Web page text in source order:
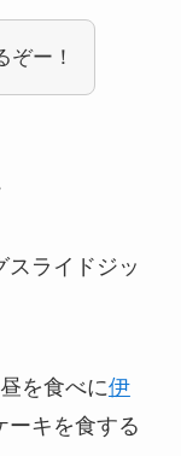
ぞー！
スライドジッ
を食べに伊
ーキを食する